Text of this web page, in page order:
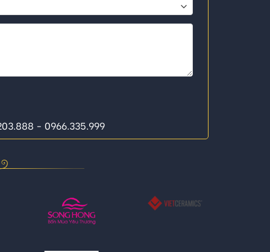
- 0966.335.999